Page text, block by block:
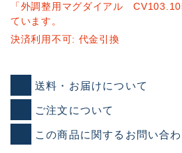
「外調整用マグダイアル
ています。
決済利用不可: 代金引換
送料・お届けについて
ご注文について
この商品に関するお問い合